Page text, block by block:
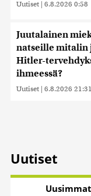
Uutiset | 6.8.2026 0:58
Juutalainen
natseille mitalin
Hitler-
ihmeessä?
Uutiset | 6.8.2026 21:31
Uutiset
Uusimmat